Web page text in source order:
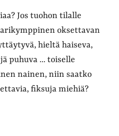
Jos tuohon tilalle
oksettavan
hieltä haiseva,
puhuva ... toiselle
nainen, niin saatko
fiksuja miehiä?